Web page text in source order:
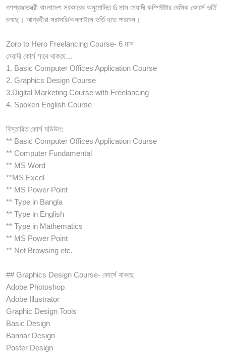
গণপ্রজাতন্ত্রী বাংলাদেশ সরকারের অনুমোদিত 6 মাস মেয়াদী কম্পিউটার বেসিক কোর্সে ভর্তি
চলছে। আগ্রহীরা সরাসরি/অনলাইনে ভর্তি হতে পারবেন।
Zoro to Hero Freelancing Course- 6 মাস
মেয়াদী কোর্স সাথে থাকছে...
1. Basic Computer Offices Application Course
2. Graphics Design Course
3.Digital Marketing Course with Freelancing
4. Spoken English Course
বিস্তারিত কোর্স মডিউল:
** Basic Computer Offices Application Course
** Computer Fundamental
** MS Word
**MS Excel
** MS Power Point
** Type in Bangla
** Type in English
** Type in Mathematics
** MS Power Point
** Net Browsing etc.
## Graphics Design Course- কোর্সে থাকছে
Adobe Photoshop
Adobe Illustrator
Graphic Design Tools
Basic Design
Bannar Design
Poster Design